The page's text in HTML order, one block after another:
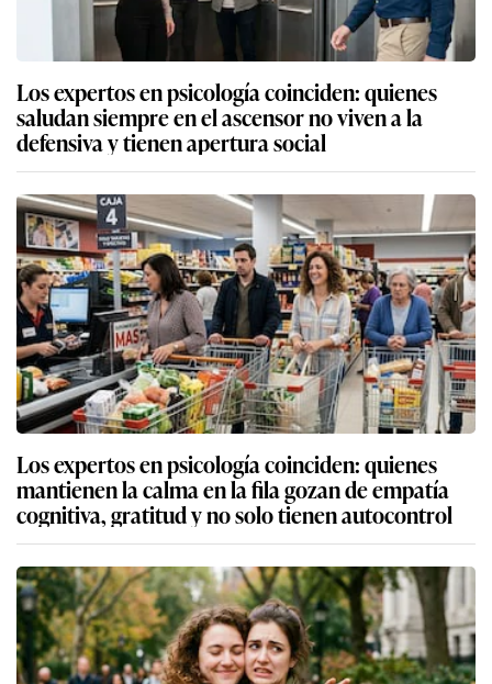
Los expertos en psicología coinciden: quienes
saludan siempre en el ascensor no viven a la
defensiva y tienen apertura social
Los expertos en psicología coinciden: quienes
mantienen la calma en la fila gozan de empatía
cognitiva, gratitud y no solo tienen autocontrol